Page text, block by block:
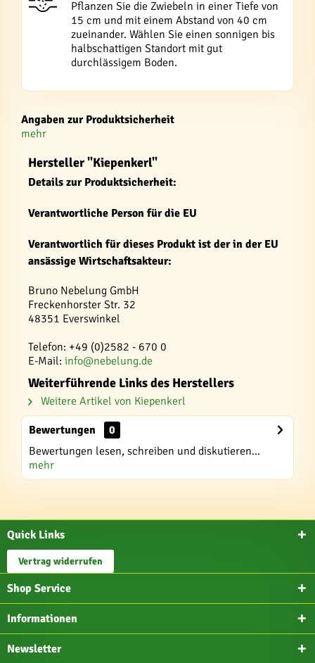
Pflanzen Sie die Zwiebeln in einer Tiefe von
15 cm und mit einem Abstand von 40 cm
zueinander. Wählen Sie einen sonnigen bis
halbschattigen Standort mit gut
durchlässigem Boden.
Angaben zur Produktsicherheit
mehr
Hersteller "Kiepenkerl"
Details zur Produktsicherheit:
Verantwortliche Person für die EU
Verantwortlich für dieses Produkt ist der in der EU
ansässige Wirtschaftsakteur:
Bruno Nebelung GmbH
Freckenhorster Str. 32
48351 Everswinkel
Telefon: +49 (0)2582 - 670 0
E-Mail: info@nebelung.de
Weiterführende Links des Herstellers
Weitere Artikel von Kiepenkerl
Bewertungen
0
Bewertungen lesen, schreiben und diskutieren...
mehr
Quick Links
Vertrag widerrufen
Shop Service
Informationen
Newsletter